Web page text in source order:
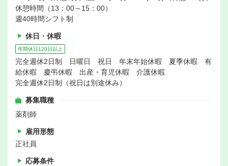
休憩時間（13：00～15：00）
週40時間シフト制
休日・休暇
年間休日120日以上
完全週休2日制 日曜日 祝日 年末年始休暇 夏季休暇 有
給休暇 慶弔休暇 出産・育児休暇 介護休暇
完全週休2日制（祝日は別途休み）
募集職種
薬剤師
雇用形態
正社員
応募条件